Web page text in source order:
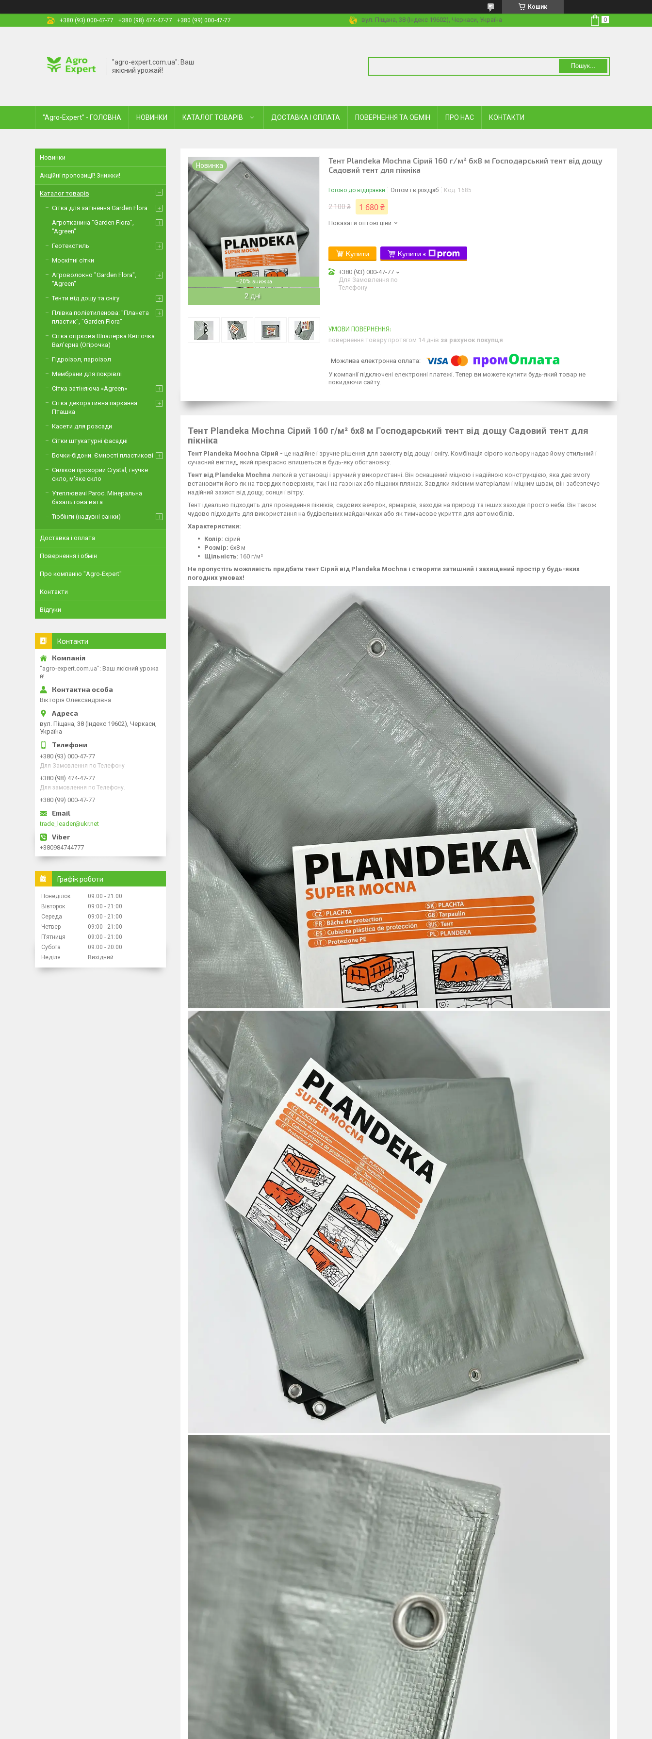
Кошик
+380 (93) 000-47-77
+380 (98) 474-47-77 +380 (99) 000-47-77 вул. Піщана, 38 (Індекс 19602), Черкаси, Україна
"agro-expert.com.ua": Ваш
якісний урожай!
Пошук...
"Agro-Expert" - ГОЛОВНА НОВИНКИ КАТАЛОГ ТОВАРІВ ДОСТАВКА І ОПЛАТА ПОВЕРНЕННЯ ТА ОБМІН ПРО НАС КОНТАКТИ
–20%
Новинка
2 дні
Тент Plandeka Mochna Сірий 160 г/м² 6х8 м Господарський тент від дощу
Садовий тент для пікніка
Готово до відправки Оптом і в роздріб Код: 1685
2 100 ₴ 1 680 ₴
Показати оптові ціни
Купити Купити з
+380 (93) 000-47-77
Для Замовлення по
Телефону
повернення товару протягом 14 днів за рахунок покупця
У компанії підключені електронні платежі. Тепер ви можете купити будь-який товар не
покидаючи сайту.
Тент Plandeka Mochna Сірий 160 г/м² 6х8 м Господарський тент від дощу Садовий тент для
пікніка
Тент Plandeka Mochna Сірий - це надійне і зручне рішення для захисту від дощу і снігу. Комбінація сірого кольору надає йому стильний і
сучасний вигляд, який прекрасно впишеться в будь-яку обстановку.
Тент від Plandeka Mochna легкий в установці і зручний у використанні. Він оснащений міцною і надійною конструкцією, яка дає змогу
встановити його як на твердих поверхнях, так і на газонах або піщаних пляжах. Завдяки якісним матеріалам і міцним швам, він забезпечує
надійний захист від дощу, сонця і вітру.
Тент ідеально підходить для проведення пікніків, садових вечірок, ярмарків, заходів на природі та інших заходів просто неба. Він також
чудово підходить для використання на будівельних майданчиках або як тимчасове укриття для автомобілів.
Характеристики:
Колір: сірий
Розмір: 6х8 м
Щільність: 160 г/м²
Не пропустіть можливість придбати тент Сірий від Plandeka Mochna і створити затишний і захищений простір у будь-яких
погодних умовах!
Новинки
Акційні пропозиції! Знижки!
Каталог товарів
Сітка для затінення Garden Flora
Агротканина "Garden Flora",
"Agreen"
Геотекстиль
Москітні сітки
Агроволокно "Garden Flora",
"Agreen"
Тенти від дощу та снігу
Плівка поліетиленова: "Планета
пластик", "Garden Flora"
Сітка огіркова Шпалерка Квіточка
Вал'єрна (Огірочка)
Гідроізол, пароізол
Мембрани для покрівлі
Сітка затіняюча «Agreen»
Сітка декоративна парканна
Пташка
Касети для розсади
Сітки штукатурні фасадні
Бочки-бідони. Ємності пластикові
Силікон прозорий Crystal, гнучке
скло, м'яке скло
Утеплювачі Paroc. Мінеральна
базальтова вата
Тюбінги (надувні санки)
Доставка і оплата
Повернення і обмін
Про компанію "Agro-Expert"
Контакти
Відгуки
Контакти
"agro-expert.com.ua": Ваш якісний урожа
й!
Вікторія Олександрівна
вул. Піщана, 38 (Індекс 19602), Черкаси,
Україна
+380 (93) 000-47-77
Для Замовлення по Телефону
+380 (98) 474-47-77
Для замовлення по Телефону.
+380 (99) 000-47-77
trade_leader@ukr.net
+380984744777
Графік роботи
Понеділок 09:00
21:00
Вівторок
09:00
21:00
Середа
09:00
21:00
Четвер
09:00
21:00
Пʼятниця
09:00
21:00
Субота
09:00
20:00
Неділя
Вихідний